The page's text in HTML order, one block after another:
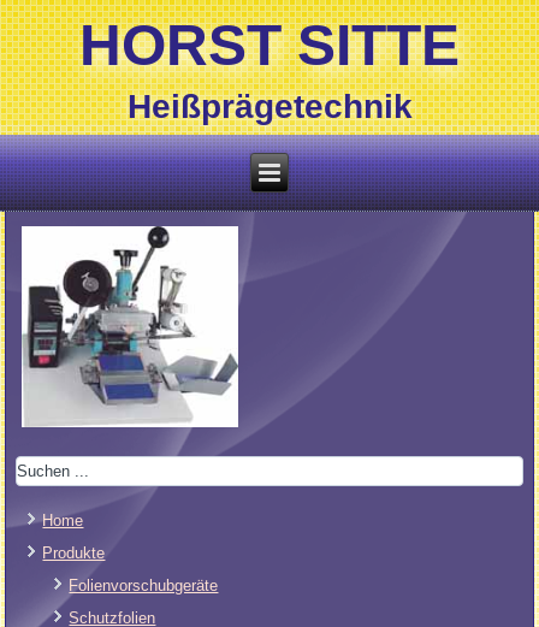
HORST SITTE
Heißprägetechnik
Home
Produkte
Folienvorschubgeräte
Schutzfolien